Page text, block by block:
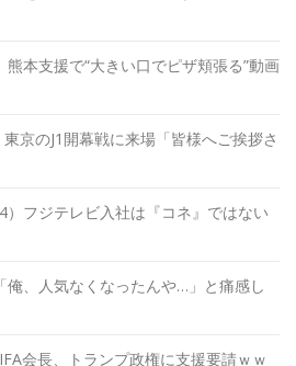
熊本支援で“大きい口でピザ頬張る”動画
京のJ1開幕戦に来場「皆様へご挨拶さ
）フジテレビ入社は『コネ』ではない
俺、人気なくなったんや…」と痛感し
会長、トランプ政権に支援要請ｗｗ